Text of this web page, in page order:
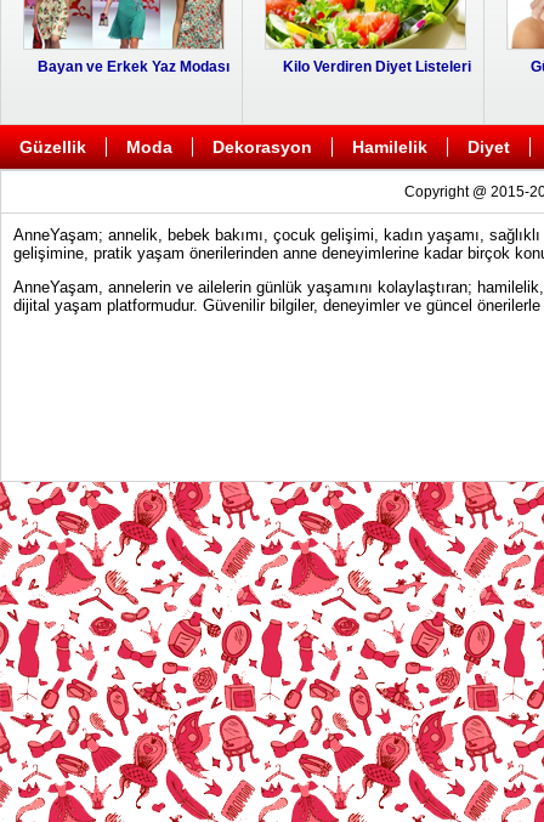
Bayan ve Erkek Yaz Modası Kilo Verdiren Diyet Listeleri
Güzellik Moda Dekorasyon Hamilelik Diyet
Copyright @ 2015-
AnneYaşam; annelik, bebek bakımı, çocuk gelişimi, kadın yaşamı,
gelişimine, pratik yaşam önerilerinden anne deneyimlerine kadar birçok
AnneYaşam, annelerin ve ailelerin günlük yaşamını kolaylaştıran;
dijital yaşam platformudur. Güvenilir bilgiler, deneyimler ve güncel